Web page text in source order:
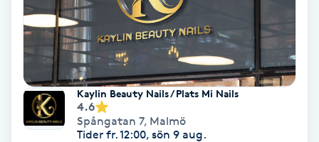
Färgning
Gel naglar
Kaylin Beauty Nails / Plats Mi Nails
4.6
Spångatan 7, Malmö
Tider fr. 12:00, sön 9 aug.